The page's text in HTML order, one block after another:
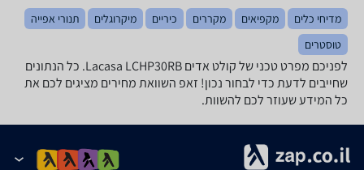
מדיחי כלים מקפיאים מקררים כיריים מיקרוגלים
תנורי אפייה
טוסטרים
לפניכם מפרט טכני של קולט אדים Lacasa LCHP30RB. כל הנתונים
שחייבים לדעת כדי לבחור נכון! זאפ השוואת מחירים מציגים לכם את
כל המידע שעוזר לכם להשוות.